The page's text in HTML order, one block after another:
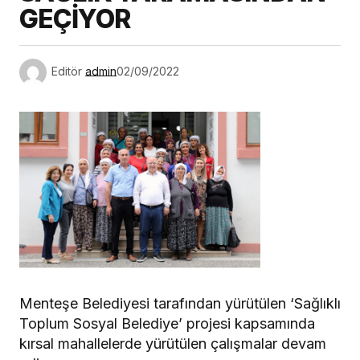
GEÇİYOR
Editör admin02/09/2022
Menteşe Belediyesi tarafından yürütülen ‘Sağlıklı
Toplum Sosyal Belediye’ projesi kapsamında
kırsal mahallelerde yürütülen çalışmalar devam